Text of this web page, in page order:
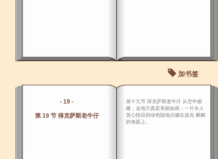
加书签
- 19 -
第 19 节 得克萨斯老牛仔
第十九节 得克萨斯老牛仔 从空中俯
瞰，这地方真是美丽如画：一片令人
赏心悦目的绿色陆地点缀在波光 粼粼
的海面上。